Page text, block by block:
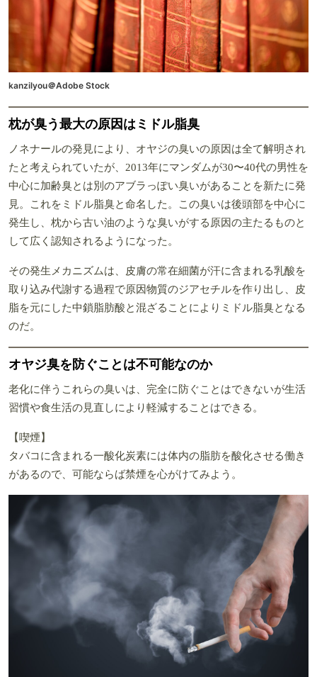
kanzilyou＠Adobe Stock
枕が臭う最大の原因はミドル脂臭
ノネナールの発見により、オヤジの臭いの原因は全て解明され
たと考えられていたが、2013年にマンダムが30〜40代の男性を
中心に加齢臭とは別のアブラっぽい臭いがあることを新たに発
見。これをミドル脂臭と命名した。この臭いは後頭部を中心に
発生し、枕から古い油のような臭いがする原因の主たるものと
して広く認知されるようになった。
その発生メカニズムは、皮膚の常在細菌が汗に含まれる乳酸を
取り込み代謝する過程で原因物質のジアセチルを作り出し、皮
脂を元にした中鎖脂肪酸と混ざることによりミドル脂臭となる
のだ。
オヤジ臭を防ぐことは不可能なのか
老化に伴うこれらの臭いは、完全に防ぐことはできないが生活
習慣や食生活の見直しにより軽減することはできる。
【喫煙】
タバコに含まれる一酸化炭素には体内の脂肪を酸化させる働き
があるので、可能ならば禁煙を心がけてみよう。